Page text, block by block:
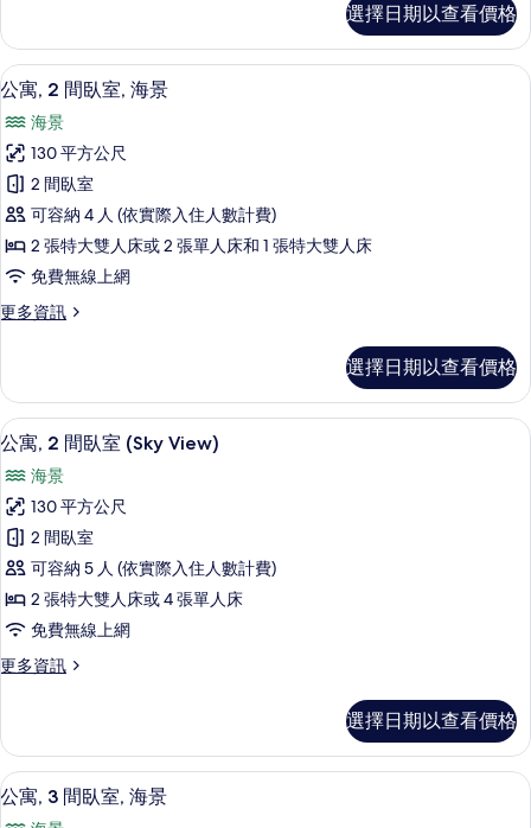
公
寓
的
所
有
相
片
兩
臥
室
寓
的
詳
情
選擇日期以查看價格
顯
示
公
寓,
2
間
臥
室,
海
的
所
有
相
片
迷你吧、客房內保險箱、熨斗/熨衣板
14
公寓, 2 間臥室, 海景
海景
130 平方公尺
2 間臥室
可容納 4 人 (依實際入住人數計費)
2 張特大雙人床或 2 張單人床和 1 張特大雙人床
免費無線上網
更多資訊
更
2
間
臥
海
景
的
詳
情
選擇日期以查看價格
顯
示
公
寓,
2
間
臥
室
(Sky
所
有
相
公寓, 2 間臥室 (Sky View) | 迷你吧、
10
公寓, 2 間臥室 (Sky View)
海景
130 平方公尺
2 間臥室
可容納 5 人 (依實際入住人數計費)
2 張特大雙人床或 4 張單人床
免費無線上網
更多資訊
更
2
間
臥
選擇日期以查看價格
顯
示
迷你吧、客房內保險箱、熨斗/熨衣板
11
公寓, 3 間臥室, 海景